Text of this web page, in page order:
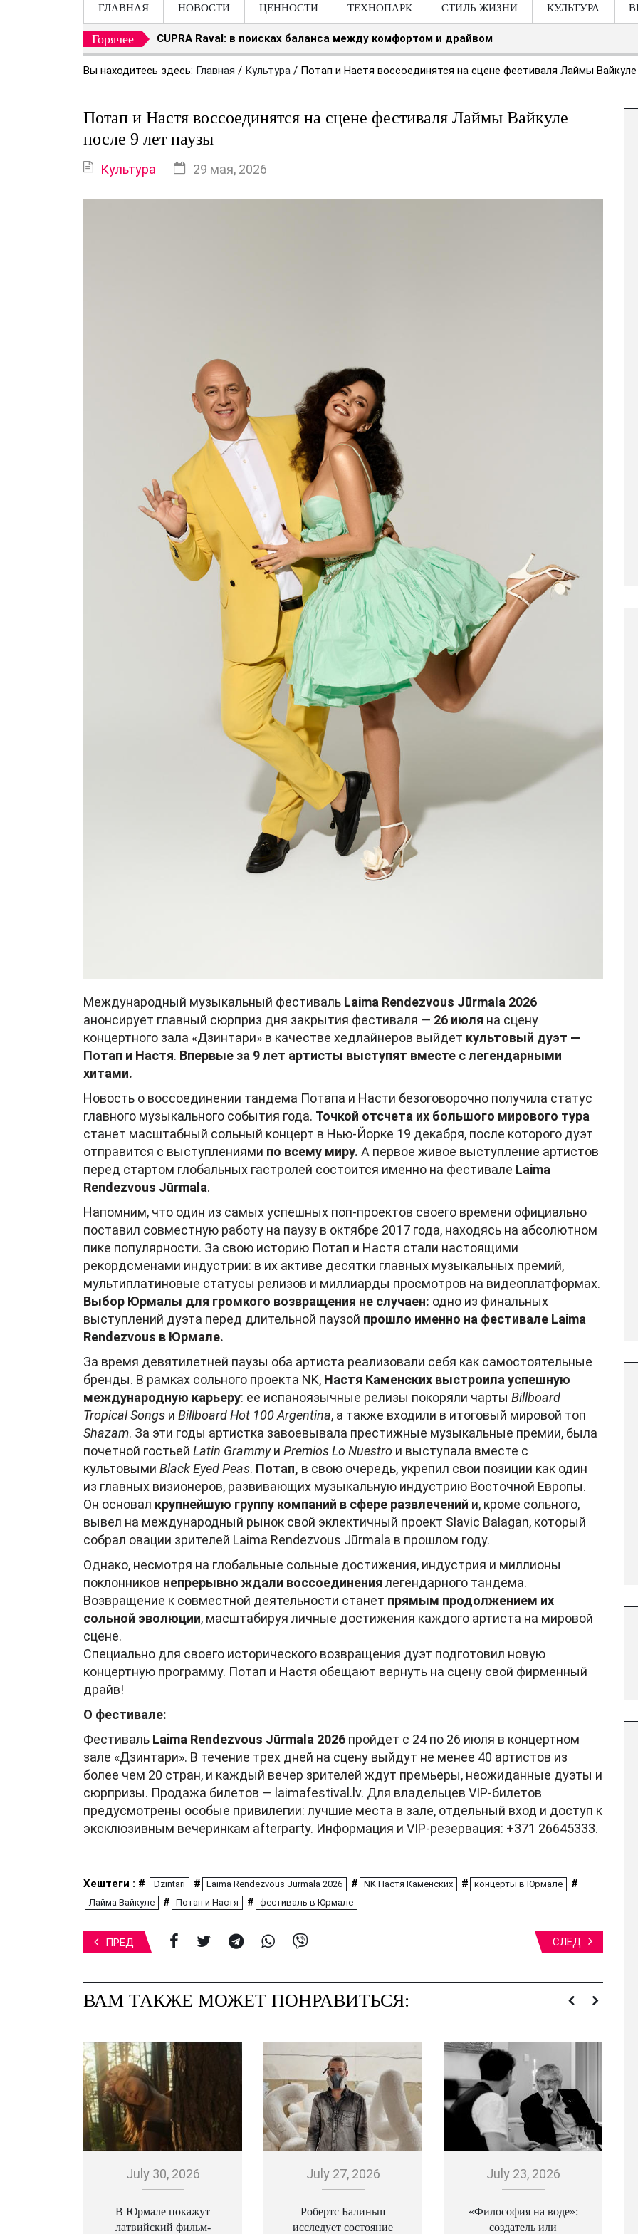
ГЛАВНАЯ НОВОСТИ ЦЕННОСТИ ТЕХНОПАРК СТИЛЬ ЖИЗНИ КУЛЬТУРА
Горячее CUPRA Raval: в поисках баланса между комфортом и драйвом
Вы находитесь здесь: Главная / Культура / Потап и Настя воссоединятся на сцене фестиваля Лаймы
Потап и Настя воссоединятся на сцене фестиваля Лаймы Вайкуле
после 9 лет паузы
Культура 29 мая, 2026
Международный музыкальный фестиваль Laima Rendezvous Jūrmala 2026
анонсирует главный сюрприз дня закрытия фестиваля — 26 июля на сцену
концертного зала «Дзинтари» в качестве хедлайнеров выйдет культовый дуэт —
Потап и Настя. Впервые за 9 лет артисты выступят вместе с легендарными
хитами.
Новость о воссоединении тандема Потапа и Насти безоговорочно получила статус
главного музыкального события года. Точкой отсчета их большого мирового тура
станет масштабный сольный концерт в Нью-Йорке 19 декабря, после которого дуэт
отправится с выступлениями по всему миру. А первое живое выступление артистов
перед стартом глобальных гастролей состоится именно на фестивале Laima
Rendezvous Jūrmala.
Напомним, что один из самых успешных поп-проектов своего времени официально
поставил совместную работу на паузу в октябре 2017 года, находясь на абсолютном
пике популярности. За свою историю Потап и Настя стали настоящими
рекордсменами индустрии: в их активе десятки главных музыкальных премий,
мультиплатиновые статусы релизов и миллиарды просмотров на видеоплатформах.
Выбор Юрмалы для громкого возвращения не случаен: одно из финальных
выступлений дуэта перед длительной паузой прошло именно на фестивале Laima
Rendezvous в Юрмале.
За время девятилетней паузы оба артиста реализовали себя как самостоятельные
бренды. В рамках сольного проекта NK, Настя Каменских выстроила успешную
международную карьеру: ее испаноязычные релизы покоряли чарты Billboard
Tropical Songs и Billboard Hot 100 Argentina, а также входили в итоговый мировой топ
Shazam. За эти годы артистка завоевывала престижные музыкальные премии, была
почетной гостьей Latin Grammyи Premios Lo Nuestro и выступала вместе с
культовыми Black Eyed Peas. Потап, в свою очередь, укрепил свои позиции как один
из главных визионеров, развивающих музыкальную индустрию Восточной Европы.
Он основал крупнейшую группу компаний в сфере развлечений и, кроме сольного,
вывел на международный рынок свой эклектичный проект Slavic Balagan, который
собрал овации зрителей Laima Rendezvous Jūrmala в прошлом году.
Однако, несмотря на глобальные сольные достижения, индустрия и миллионы
поклонников непрерывно ждали воссоединения легендарного тандема.
Возвращение к совместной деятельности станет прямым продолжением их
сольной эволюции, масштабируя личные достижения каждого артиста на мировой
сцене.
Специально для своего исторического возвращения дуэт подготовил новую
концертную программу. Потап и Настя обещают вернуть на сцену свой фирменный
драйв!
О фестивале:
Фестиваль Laima Rendezvous Jūrmala 2026 пройдет с 24 по 26 июля в концертном
зале «Дзинтари». В течение трех дней на сцену выйдут не менее 40 артистов из
более чем 20 стран, и каждый вечер зрителей ждут премьеры, неожиданные дуэты и
сюрпризы. Продажа билетов — laimafestival.lv. Для владельцев VIP-билетов
предусмотрены особые привилегии: лучшие места в зале, отдельный вход и доступ к
эксклюзивным вечеринкам afterparty. Информация и VIP-резервация: +371 26645333.
Хештеги : # Dzintari # Laima Rendezvous Jūrmala 2026 # NK Настя Каменских # концерты в Юрмале #
Лайма Вайкуле # Потап и Настя # фестиваль в Юрмале
ПРЕД СЛЕД
ВАМ ТАКЖЕ МОЖЕТ ПОНРАВИТЬСЯ:
July 30, 2026
В Юрмале покажут
латвийский фильм-
July 27, 2026
Робертс Балиньш
исследует состояние
July 23, 2026
«Философия на воде»:
создатель или